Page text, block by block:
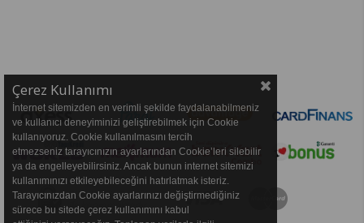
Çerez Kullanımı
İnternet sitemizden en verimli şekilde faydalanabilmeniz
ve kullanıcı deneyiminizi geliştirebilmek için Cookie
kullanıyoruz. Cookie kullanılmasını tercih
etmezseniz tarayıcınızın ayarlarından Cookie’leri silebilir
ya da engelleyebilirsiniz. Ancak bunun internet sitemizi
kullanımınızı etkileyebileceğini hatırlatmak isteriz.
Tarayıcınızdan Cookie ayarlarınızı değiştirmediğiniz
sürece bu sitede çerez kullanımını kabul